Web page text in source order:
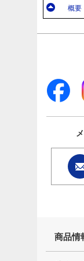
概要
商品情